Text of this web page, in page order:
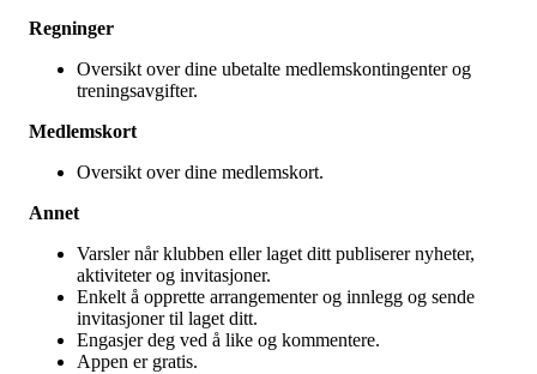
Regninger
Oversikt over dine ubetalte medlemskontingenter og
treningsavgifter.
Medlemskort
Oversikt over dine medlemskort.
Annet
Varsler når klubben eller laget ditt publiserer nyheter,
aktiviteter og invitasjoner.
Enkelt å opprette arrangementer og innlegg og sende
invitasjoner til laget ditt.
Engasjer deg ved å like og kommentere.
Appen er gratis.